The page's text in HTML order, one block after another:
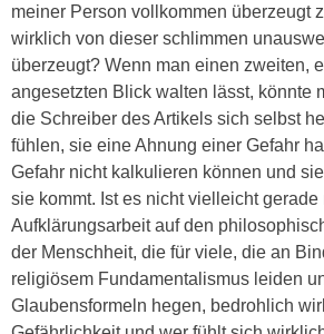
meiner Person vollkommen überzeugt
wirklich von dieser schlimmen
überzeugt? Wenn man einen zweiten,
angesetzten Blick walten lässt, könnte
die Schreiber des Artikels sich selbst
fühlen, sie eine Ahnung einer Gefahr
Gefahr nicht kalkulieren können und
sie kommt. Ist es nicht vielleicht gerade
Aufklärungsarbeit auf den
der Menschheit, die für viele, die an
religiösem Fundamentalismus leiden
Glaubensformeln hegen, bedrohlich